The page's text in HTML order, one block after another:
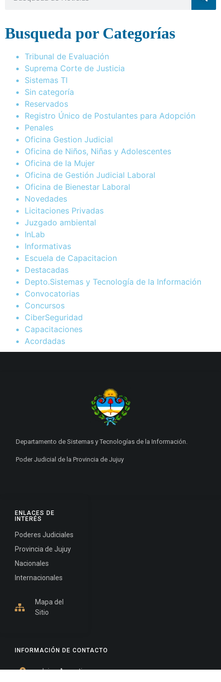
Busqueda por Categorías
Tribunal de Evaluación
Suprema Corte de Justicia
Sistemas TI
Sin categoría
Reservados
Registro Único de Postulantes para Adopción
Penales
Oficina Gestion Judicial
Oficina de Niños, Niñas y Adolescentes
Oficina de la Mujer
Oficina de Gestión Judicial Laboral
Oficina de Bienestar Laboral
Novedades
Licitaciones Privadas
Juzgado ambiental
InLab
Informativas
Escuela de Capacitacion
Destacadas
Depto.Sistemas y Tecnología de la Información
Convocatorias
Concursos
CiberSeguridad
Capacitaciones
Acordadas
INFORMACIÓN DE CONTACTO
Jujuy, Argentina
ENLACES DE
INTERÉS
Poderes Judiciales
Provincia de Jujuy
Nacionales
Internacionales
Mapa del
Sitio
Departamento de Sistemas y Tecnologías de la Información.
Poder Judicial de la Provincia de Jujuy